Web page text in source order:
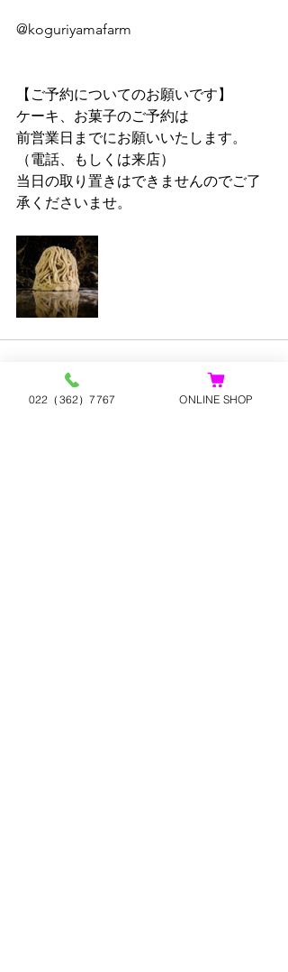
@koguriyamafarm
【ご予約についてのお願いです】
ケーキ、お菓子のご予約は
前営業日までにお願いいたします。
（電話、もしくは来店）
当日の取り置きはできませんのでご了
承くださいませ。
022（362）7767 ONLINE SHOP